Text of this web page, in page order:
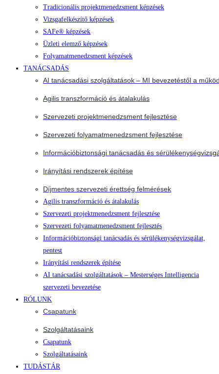
Tradicionális projektmenedzsment képzések
Vizsgafelkészítő képzések
SAFe® képzések
Üzleti elemző képzések
Folyamatmenedzsment képzések
TANÁCSADÁS
AI tanácsadási szolgáltatások – MI bevezetéstől a
Agilis transzformáció és átalakulás
Szervezeti projektmenedzsment fejlesztése
Szervezeti folyamatmenedzsment fejlesztése
Információbiztonsági tanácsadás és
Irányítási rendszerek építése
Díjmentes szervezeti érettség felmérések
Agilis transzformáció és átalakulás
Szervezeti projektmenedzsment fejlesztése
Szervezeti folyamatmenedzsment fejlesztés
Információbiztonsági tanácsadás és sérülékenységvizsgálat,
pentest
Irányítási rendszerek építése
AI tanácsadási szolgáltatások – Mesterséges Intelligencia
szervezeti bevezetése
RÓLUNK
Csapatunk
Szolgáltatásaink
Csapatunk
Szolgáltatásaink
TUDÁSTÁR